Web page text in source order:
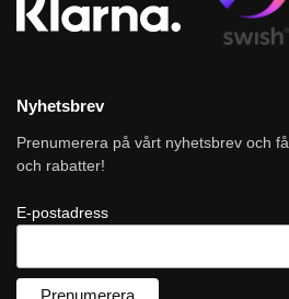
Nyhetsbrev
Prenumerera på vårt nyhetsbrev och
och rabatter!
E-postadress